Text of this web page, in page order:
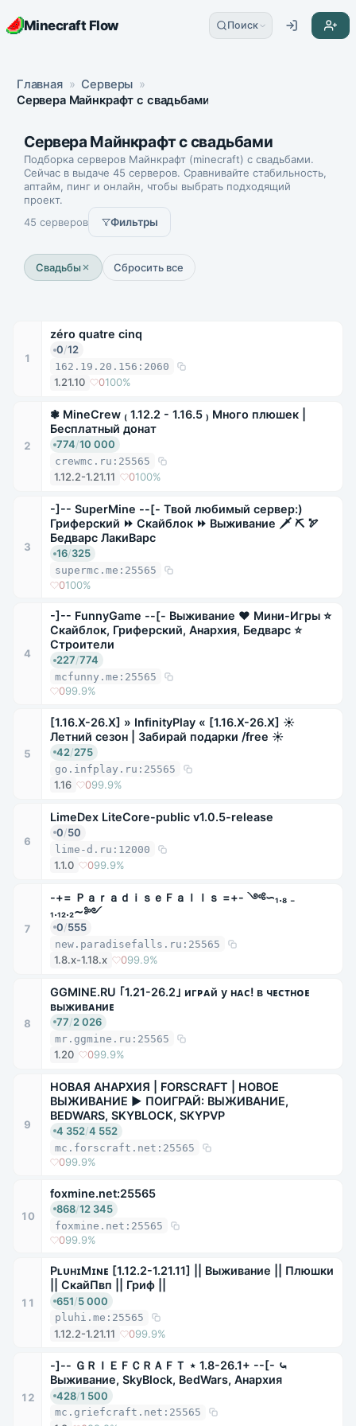
Minecraft Flow Поиск
Главная » Серверы »
Сервера Майнкрафт с свадьбами
Сервера Майнкрафт с свадьбами
Подборка серверов Майнкрафт (minecraft) с свадьбами.
Сейчас в выдаче 45 серверов. Сравнивайте стабильность,
аптайм, пинг и онлайн, чтобы выбрать подходящий
проект.
45 серверов
Фильтры
Свадьбы Сбросить все
1
zéro quatre cinq
0/12
162.19.20.156:2060
1.21.10 0100%
2
❃ MineCrew ₍ 1.12.2 - 1.16.5 ₎ Много плюшек |
Бесплатный донат
774/10 000
crewmc.ru:25565
1.12.2-1.21.11 0100%
3
-]-- SuperMine --[- Твой любимый сервер:)
Гриферский ⏩ Скайблок ⏩ Выживание 🗡 ⛏ 🏹
Бедварс ЛакиВарс
16/325
supermc.me:25565
0100%
4
-]-- FunnyGame --[- Выживание ❤ Мини-Игры ⭐
Скайблок, Гриферский, Анархия, Бедварс ⭐
Строители
227/774
mcfunny.me:25565
099.9%
5
[1.16.X-26.X] » InfinityPlay « [1.16.X-26.X] ☀
Летний сезон | Забирай подарки /free ☀
42/275
go.infplay.ru:25565
1.16 099.9%
6
LimeDex LiteCore-public v1.0.5-release
0/50
lime-d.ru:12000
1.1.0 099.9%
7
-+= ＰａｒａｄｉｓｅＦａｌｌｓ =+- ༺∽₁.₈ ₋
₁.₁₂.₂∼༻
0/555
new.paradisefalls.ru:25565
1.8.x-1.18.x 099.9%
8
GGMINE.RU ｢1.21-26.2｣ игᴘᴀй у ʜᴀᴄ! ʙ чᴇᴄᴛʜᴏᴇ
ʙыжиʙᴀʜиᴇ
77/2 026
mr.ggmine.ru:25565
1.20 099.9%
9
НОВАЯ АНАРХИЯ | FORSCRAFT | НОВОЕ
ВЫЖИВАНИЕ ▶ ПОИГРАЙ: ВЫЖИВАНИЕ,
BEDWARS, SKYBLOCK, SKYPVP
4 352/4 552
mc.forscraft.net:25565
099.9%
10
foxmine.net:25565
868/12 345
foxmine.net:25565
099.9%
11
PʟᴜʜɪMɪɴᴇ [1.12.2-1.21.11] || Выживание || Плюшки
|| СкайПвп || Гриф ||
651/5 000
pluhi.me:25565
1.12.2-1.21.11 099.9%
12
-]-- ＧＲＩＥＦＣＲＡＦＴ ⋆ 1.8-26.1+ --[- ⤿
Выживание, SkyBlock, BedWars, Анархия
428/1 500
mc.griefcraft.net:25565